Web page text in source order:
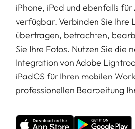
iPhone, iPad und ebenfalls
verfügbar. Verbinden Sie Ihre
übertragen, betrachten,
Sie Ihre Fotos. Nutzen Sie die
Integration von Adobe
iPadOS für Ihren mobilen
professionellen Bearbeitung